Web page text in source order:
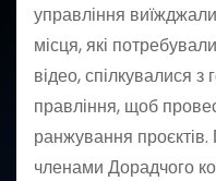
управління
місця, які
відео, спілкувалися
правління, щоб
ранжування
членами Дорадчого